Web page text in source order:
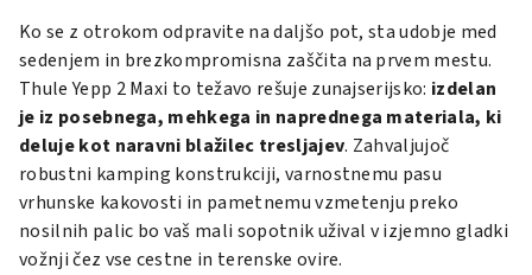
Ko se z otrokom odpravite na daljšo pot, sta udobje med
sedenjem in brezkompromisna zaščita na prvem mestu.
Thule Yepp 2 Maxi to težavo rešuje zunajserijsko: izdelan
je iz posebnega, mehkega in naprednega materiala, ki
deluje kot naravni blažilec tresljajev. Zahvaljujoč
robustni kamping konstrukciji, varnostnemu pasu
vrhunske kakovosti in pametnemu vzmetenju preko
nosilnih palic bo vaš mali sopotnik užival v izjemno gladki
vožnji čez vse cestne in terenske ovire.